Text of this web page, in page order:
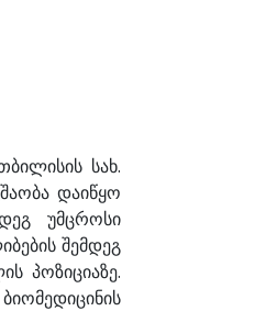
სახ.
დაიწყო
უმცროსი
შემდეგ
პოზიციაზე.